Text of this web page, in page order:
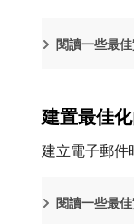
閱讀一些最
建置最佳
建立電子郵件
閱讀一些最